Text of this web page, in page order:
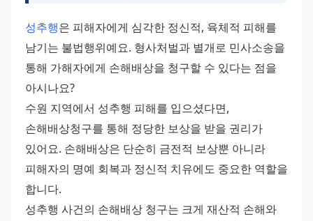
성추행은 피해자에게 심각한 정신적, 육체적 피해를
남기는 불법행위예요. 형사처벌과 별개로 민사소송을
통해 가해자에게 손해배상을 청구할 수 있다는 점을
아시나요?
수원 지역에서 성추행 피해를 입으셨다면,
손해배상청구를 통해 정당한 보상을 받을 권리가
있어요. 손해배상은 단순히 금전적 보상뿐 아니라
피해자의 명예 회복과 정신적 치유에도 중요한 역할을
합니다.
성추행 사건의 손해배상 청구는 크게 재산적 손해와